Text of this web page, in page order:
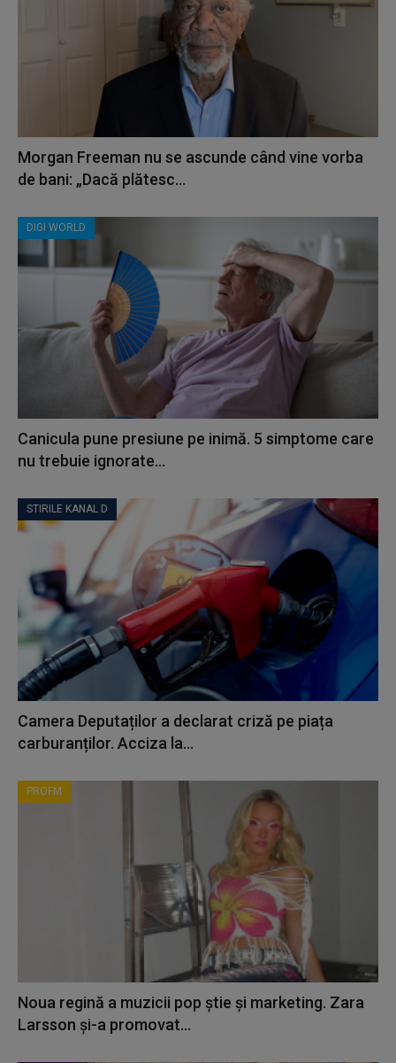
Morgan Freeman nu se ascunde când vine vorba
de bani: „Dacă plătesc...
DIGI WORLD
Canicula pune presiune pe inimă. 5 simptome care
nu trebuie ignorate...
STIRILE KANAL D
Camera Deputaților a declarat criză pe piața
carburanților. Acciza la...
PROFM
Noua regină a muzicii pop știe și marketing. Zara
Larsson și-a promovat...